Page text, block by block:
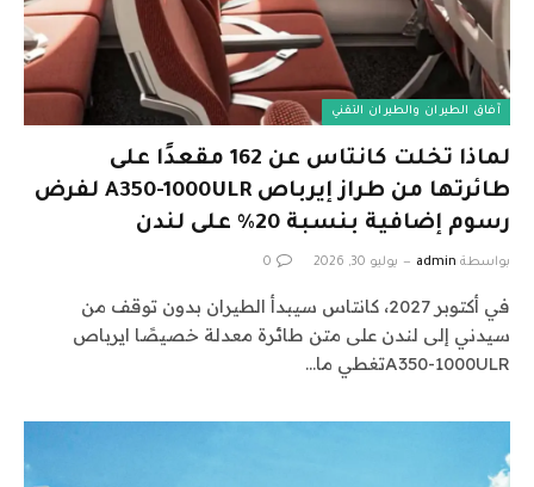
آفاق الطيران والطيران التقني
لماذا تخلت كانتاس عن 162 مقعدًا على
طائرتها من طراز إيرباص A350-1000ULR لفرض
رسوم إضافية بنسبة 20% على لندن
بواسطة admin يوليو 30, 2026 0
في أكتوبر 2027، كانتاس سيبدأ الطيران بدون توقف من
سيدني إلى لندن على متن طائرة معدلة خصيصًا ايرباص
A350-1000ULRتغطي ما…